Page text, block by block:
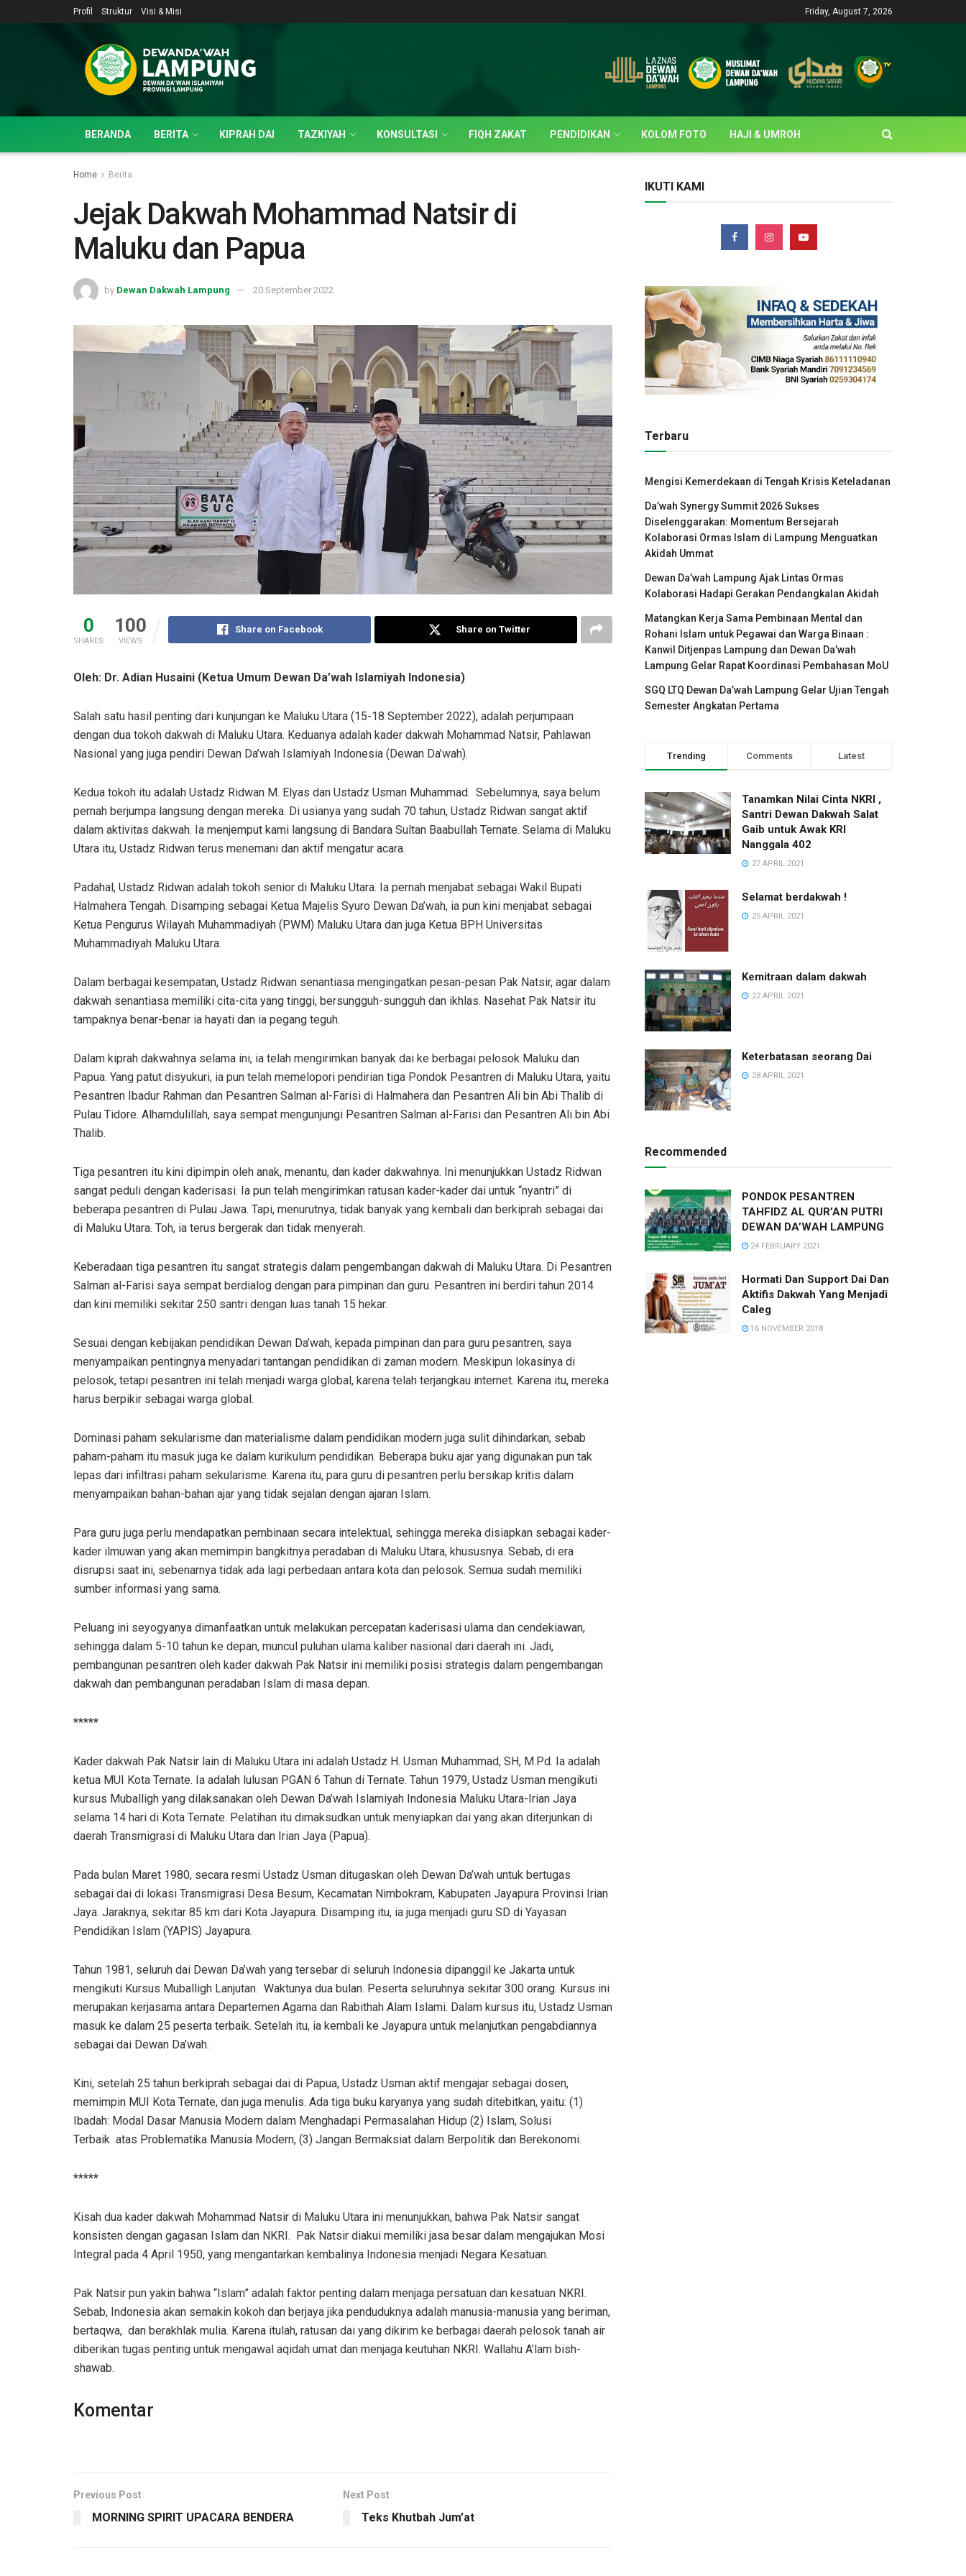
Profil Struktur Visi & Misi Friday, August 7, 2026
BERANDA BERITA KIPRAH DAI TAZKIYAH KONSULTASI FIQH ZAKAT PENDIDIKAN KOLOM FOTO HAJI & UMROH
Home Berita
Jejak Dakwah Mohammad Natsir di
Maluku dan Papua
by Dewan Dakwah Lampung 20 September 2022
0
SHARES
100
VIEWS
Share on Facebook Share on Twitter
Oleh: Dr. Adian Husaini (Ketua Umum Dewan Da’wah Islamiyah Indonesia)
Salah satu hasil penting dari kunjungan ke Maluku Utara (15-18 September 2022), adalah perjumpaan
dengan dua tokoh dakwah di Maluku Utara. Keduanya adalah kader dakwah Mohammad Natsir, Pahlawan
Nasional yang juga pendiri Dewan Da’wah Islamiyah Indonesia (Dewan Da’wah).
Kedua tokoh itu adalah Ustadz Ridwan M. Elyas dan Ustadz Usman Muhammad. Sebelumnya, saya belum
pernah berjumpa langsung dengan mereka. Di usianya yang sudah 70 tahun, Ustadz Ridwan sangat aktif
dalam aktivitas dakwah. Ia menjemput kami langsung di Bandara Sultan Baabullah Ternate. Selama di Maluku
Utara itu, Ustadz Ridwan terus menemani dan aktif mengatur acara.
Padahal, Ustadz Ridwan adalah tokoh senior di Maluku Utara. Ia pernah menjabat sebagai Wakil Bupati
Halmahera Tengah. Disamping sebagai Ketua Majelis Syuro Dewan Da’wah, ia pun kini menjabat sebagai
Ketua Pengurus Wilayah Muhammadiyah (PWM) Maluku Utara dan juga Ketua BPH Universitas
Muhammadiyah Maluku Utara.
Dalam berbagai kesempatan, Ustadz Ridwan senantiasa mengingatkan pesan-pesan Pak Natsir, agar dalam
dakwah senantiasa memiliki cita-cita yang tinggi, bersungguh-sungguh dan ikhlas. Nasehat Pak Natsir itu
tampaknya benar-benar ia hayati dan ia pegang teguh.
Dalam kiprah dakwahnya selama ini, ia telah mengirimkan banyak dai ke berbagai pelosok Maluku dan
Papua. Yang patut disyukuri, ia pun telah memelopori pendirian tiga Pondok Pesantren di Maluku Utara, yaitu
Pesantren Ibadur Rahman dan Pesantren Salman al-Farisi di Halmahera dan Pesantren Ali bin Abi Thalib di
Pulau Tidore. Alhamdulillah, saya sempat mengunjungi Pesantren Salman al-Farisi dan Pesantren Ali bin Abi
Thalib.
Tiga pesantren itu kini dipimpin oleh anak, menantu, dan kader dakwahnya. Ini menunjukkan Ustadz Ridwan
sangat peduli dengan kaderisasi. Ia pun telah mengirimkan ratusan kader-kader dai untuk “nyantri” di
beberapa pesantren di Pulau Jawa. Tapi, menurutnya, tidak banyak yang kembali dan berkiprah sebagai dai
di Maluku Utara. Toh, ia terus bergerak dan tidak menyerah.
Keberadaan tiga pesantren itu sangat strategis dalam pengembangan dakwah di Maluku Utara. Di Pesantren
Salman al-Farisi saya sempat berdialog dengan para pimpinan dan guru. Pesantren ini berdiri tahun 2014
dan kini memiliki sekitar 250 santri dengan luas tanah 15 hekar.
Sesuai dengan kebijakan pendidikan Dewan Da’wah, kepada pimpinan dan para guru pesantren, saya
menyampaikan pentingnya menyadari tantangan pendidikan di zaman modern. Meskipun lokasinya di
pelosok, tetapi pesantren ini telah menjadi warga global, karena telah terjangkau internet. Karena itu, mereka
harus berpikir sebagai warga global.
Dominasi paham sekularisme dan materialisme dalam pendidikan modern juga sulit dihindarkan, sebab
paham-paham itu masuk juga ke dalam kurikulum pendidikan. Beberapa buku ajar yang digunakan pun tak
lepas dari infiltrasi paham sekularisme. Karena itu, para guru di pesantren perlu bersikap kritis dalam
menyampaikan bahan-bahan ajar yang tidak sejalan dengan ajaran Islam.
Para guru juga perlu mendapatkan pembinaan secara intelektual, sehingga mereka disiapkan sebagai kader-
kader ilmuwan yang akan memimpin bangkitnya peradaban di Maluku Utara, khususnya. Sebab, di era
disrupsi saat ini, sebenarnya tidak ada lagi perbedaan antara kota dan pelosok. Semua sudah memiliki
sumber informasi yang sama.
Peluang ini seyogyanya dimanfaatkan untuk melakukan percepatan kaderisasi ulama dan cendekiawan,
sehingga dalam 5-10 tahun ke depan, muncul puluhan ulama kaliber nasional dari daerah ini. Jadi,
pembangunan pesantren oleh kader dakwah Pak Natsir ini memiliki posisi strategis dalam pengembangan
dakwah dan pembangunan peradaban Islam di masa depan.
*****
Kader dakwah Pak Natsir lain di Maluku Utara ini adalah Ustadz H. Usman Muhammad, SH, M.Pd. Ia adalah
ketua MUI Kota Ternate. Ia adalah lulusan PGAN 6 Tahun di Ternate. Tahun 1979, Ustadz Usman mengikuti
kursus Muballigh yang dilaksanakan oleh Dewan Da’wah Islamiyah Indonesia Maluku Utara-Irian Jaya
selama 14 hari di Kota Ternate. Pelatihan itu dimaksudkan untuk menyiapkan dai yang akan diterjunkan di
daerah Transmigrasi di Maluku Utara dan Irian Jaya (Papua).
Pada bulan Maret 1980, secara resmi Ustadz Usman ditugaskan oleh Dewan Da’wah untuk bertugas
sebagai dai di lokasi Transmigrasi Desa Besum, Kecamatan Nimbokram, Kabupaten Jayapura Provinsi Irian
Jaya. Jaraknya, sekitar 85 km dari Kota Jayapura. Disamping itu, ia juga menjadi guru SD di Yayasan
Pendidikan Islam (YAPIS) Jayapura.
Tahun 1981, seluruh dai Dewan Da’wah yang tersebar di seluruh Indonesia dipanggil ke Jakarta untuk
mengikuti Kursus Muballigh Lanjutan. Waktunya dua bulan. Peserta seluruhnya sekitar 300 orang. Kursus ini
merupakan kerjasama antara Departemen Agama dan Rabithah Alam Islami. Dalam kursus itu, Ustadz Usman
masuk ke dalam 25 peserta terbaik. Setelah itu, ia kembali ke Jayapura untuk melanjutkan pengabdiannya
sebagai dai Dewan Da’wah.
Kini, setelah 25 tahun berkiprah sebagai dai di Papua, Ustadz Usman aktif mengajar sebagai dosen,
memimpin MUI Kota Ternate, dan juga menulis. Ada tiga buku karyanya yang sudah ditebitkan, yaitu: (1)
Ibadah: Modal Dasar Manusia Modern dalam Menghadapi Permasalahan Hidup (2) Islam, Solusi
Terbaik atas Problematika Manusia Modern, (3) Jangan Bermaksiat dalam Berpolitik dan Berekonomi.
*****
Kisah dua kader dakwah Mohammad Natsir di Maluku Utara ini menunjukkan, bahwa Pak Natsir sangat
konsisten dengan gagasan Islam dan NKRI. Pak Natsir diakui memiliki jasa besar dalam mengajukan Mosi
Integral pada 4 April 1950, yang mengantarkan kembalinya Indonesia menjadi Negara Kesatuan.
Pak Natsir pun yakin bahwa “Islam” adalah faktor penting dalam menjaga persatuan dan kesatuan NKRI.
Sebab, Indonesia akan semakin kokoh dan berjaya jika penduduknya adalah manusia-manusia yang beriman,
bertaqwa, dan berakhlak mulia. Karena itulah, ratusan dai yang dikirim ke berbagai daerah pelosok tanah air
diberikan tugas penting untuk mengawal aqidah umat dan menjaga keutuhan NKRI. Wallahu A’lam bish-
shawab.
Komentar
Previous Post
MORNING SPIRIT UPACARA BENDERA
Next Post
Teks Khutbah Jum’at
IKUTI KAMI
Terbaru
Mengisi Kemerdekaan di Tengah Krisis Keteladanan
Da’wah Synergy Summit 2026 Sukses
Diselenggarakan: Momentum Bersejarah
Kolaborasi Ormas Islam di Lampung Menguatkan
Akidah Ummat
Dewan Da’wah Lampung Ajak Lintas Ormas
Kolaborasi Hadapi Gerakan Pendangkalan Akidah
Matangkan Kerja Sama Pembinaan Mental dan
Rohani Islam untuk Pegawai dan Warga Binaan :
Kanwil Ditjenpas Lampung dan Dewan Da’wah
Lampung Gelar Rapat Koordinasi Pembahasan MoU
SGQ LTQ Dewan Da’wah Lampung Gelar Ujian Tengah
Semester Angkatan Pertama
Trending Comments Latest
Tanamkan Nilai Cinta NKRI ,
Santri Dewan Dakwah Salat
Gaib untuk Awak KRI
Nanggala 402
27 APRIL 2021
Selamat berdakwah !
25 APRIL 2021
Kemitraan dalam dakwah
22 APRIL 2021
Keterbatasan seorang Dai
28 APRIL 2021
Recommended
PONDOK PESANTREN
TAHFIDZ AL QUR’AN PUTRI
DEWAN DA’WAH LAMPUNG
24 FEBRUARY 2021
Hormati Dan Support Dai Dan
Aktifis Dakwah Yang Menjadi
Caleg
16 NOVEMBER 2018